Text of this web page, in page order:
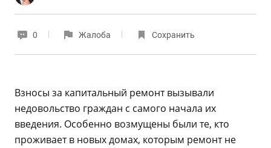
0 Жалоба Сохранить
Взносы за капитальный ремонт вызывали
недовольство граждан с самого начала их
введения. Особенно возмущены были те, кто
проживает в новых домах, которым ремонт не